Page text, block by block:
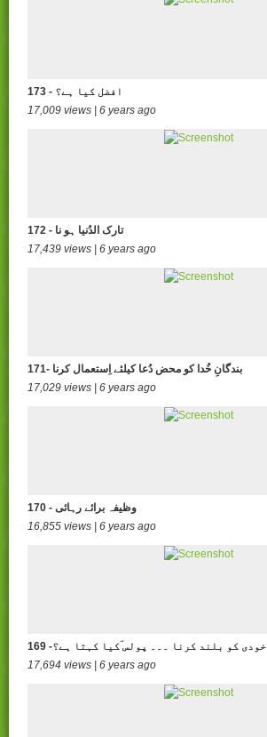
173 - افضل کیا ہے؟
17,009 views | 6 years ago
172 - تارک الدُنیا ہو نا
17,439 views | 6 years ago
171- بندگانِ خُدا کو محض دُعا کیلئے اِستعمال کرنا
17,029 views | 6 years ago
170 - وظیفہ برائے رہائی
16,855 views | 6 years ago
169 -خودی کو بلند کرنا ۔۔۔ پولس ؔکیا کہتا ہے؟
17,694 views | 6 years ago